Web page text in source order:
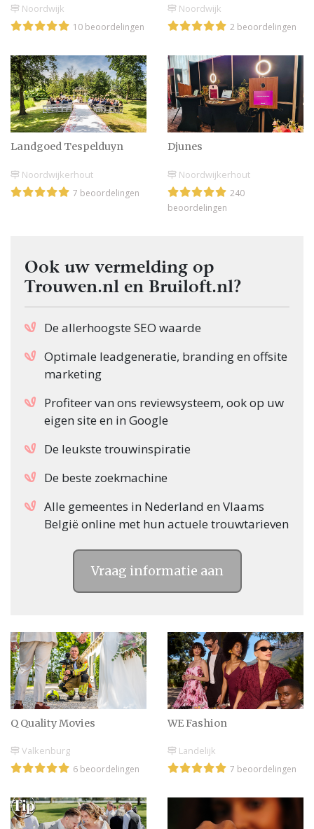
Noordwijk
10 beoordelingen
Noordwijk
2 beoordelingen
Landgoed Tespelduyn
Noordwijkerhout
7 beoordelingen
Djunes
Noordwijkerhout
240
beoordelingen
Ook uw vermelding op
Trouwen.nl en Bruiloft.nl?
De allerhoogste SEO waarde
Optimale leadgeneratie, branding en offsite
marketing
Profiteer van ons reviewsysteem, ook op uw
eigen site en in Google
De leukste trouwinspiratie
De beste zoekmachine
Alle gemeentes in Nederland en Vlaams
België online met hun actuele trouwtarieven
Vraag informatie aan
Q Quality Movies
Valkenburg
6 beoordelingen
WE Fashion
Landelijk
7 beoordelingen